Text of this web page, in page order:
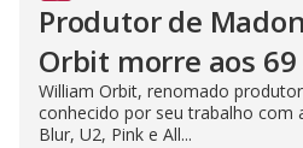
Produtor de
Orbit morre aos
William Orbit, renomado
conhecido por seu trabalho com
Blur, U2, Pink e All...